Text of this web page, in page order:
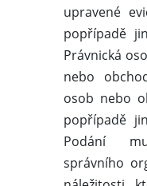
upravené
popřípadě
Právnická
nebo
osob nebo
popřípadě
Podání
správního